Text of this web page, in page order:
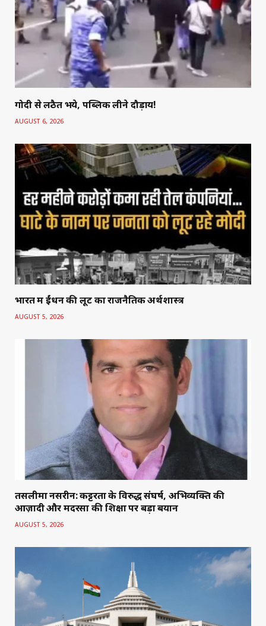
गोदी से लठैत भये, पब्लिक लीने दौड़ाय!
AUGUST 6, 2026
भारत में ईंधन की लूट का राजनैतिक अर्थशास्त्र
AUGUST 5, 2026
तसलीमा नसरीन: कट्टरता के विरुद्ध संघर्ष, अभिव्यक्ति की
आज़ादी और मदरसों की शिक्षा पर बड़ा बयान
AUGUST 5, 2026